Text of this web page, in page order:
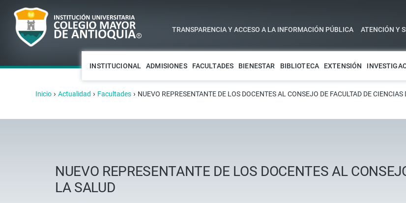
TRANSPARENCIA Y ACCESO A LA INFORMACIÓN PÚBLICA ATENCIÓN Y
INSTITUCIONAL ADMISIONES FACULTADES BIENESTAR BIBLIOTECA EXTENSIÓN
Inicio › Actualidad › Facultades › NUEVO REPRESENTANTE DE LOS DOCENTES AL CONSEJO DE FACULTAD DE CIENCIAS
NUEVO REPRESENTANTE DE LOS DOCENTES AL
LA SALUD